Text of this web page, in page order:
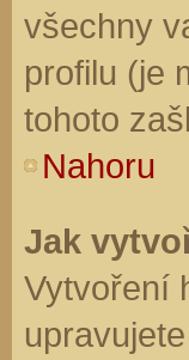
všechny
profilu (je
tohoto
Nahoru
Jak
Vytvoření